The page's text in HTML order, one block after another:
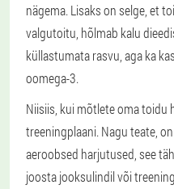
nägema. Lisaks on selge, et
valgutoitu, hõlmab kalu
küllastumata rasvu, aga ka
oomega-3.
Niisiis, kui mõtlete oma toidu
treeningplaani. Nagu teate,
aeroobsed harjutused, see
joosta jooksulindil või